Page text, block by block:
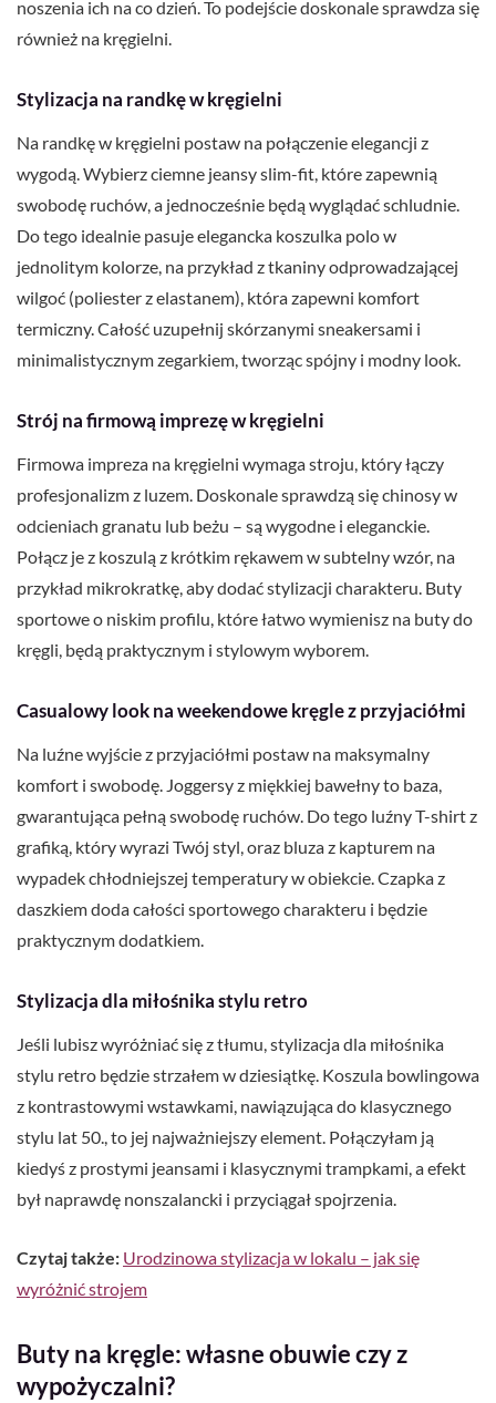
noszenia ich na co dzień. To podejście doskonale sprawdza się
również na kręgielni.
Stylizacja na randkę w kręgielni
Na randkę w kręgielni postaw na połączenie elegancji z
wygodą. Wybierz ciemne jeansy slim-fit, które zapewnią
swobodę ruchów, a jednocześnie będą wyglądać schludnie.
Do tego idealnie pasuje elegancka koszulka polo w
jednolitym kolorze, na przykład z tkaniny odprowadzającej
wilgoć (poliester z elastanem), która zapewni komfort
termiczny. Całość uzupełnij skórzanymi sneakersami i
minimalistycznym zegarkiem, tworząc spójny i modny look.
Strój na firmową imprezę w kręgielni
Firmowa impreza na kręgielni wymaga stroju, który łączy
profesjonalizm z luzem. Doskonale sprawdzą się chinosy w
odcieniach granatu lub beżu – są wygodne i eleganckie.
Połącz je z koszulą z krótkim rękawem w subtelny wzór, na
przykład mikrokratkę, aby dodać stylizacji charakteru. Buty
sportowe o niskim profilu, które łatwo wymienisz na buty do
kręgli, będą praktycznym i stylowym wyborem.
Casualowy look na weekendowe kręgle z przyjaciółmi
Na luźne wyjście z przyjaciółmi postaw na maksymalny
komfort i swobodę. Joggersy z miękkiej bawełny to baza,
gwarantująca pełną swobodę ruchów. Do tego luźny T-shirt z
grafiką, który wyrazi Twój styl, oraz bluza z kapturem na
wypadek chłodniejszej temperatury w obiekcie. Czapka z
daszkiem doda całości sportowego charakteru i będzie
praktycznym dodatkiem.
Stylizacja dla miłośnika stylu retro
Jeśli lubisz wyróżniać się z tłumu, stylizacja dla miłośnika
stylu retro będzie strzałem w dziesiątkę. Koszula bowlingowa
z kontrastowymi wstawkami, nawiązująca do klasycznego
stylu lat 50., to jej najważniejszy element. Połączyłam ją
kiedyś z prostymi jeansami i klasycznymi trampkami, a efekt
był naprawdę nonszalancki i przyciągał spojrzenia.
Czytaj także: Urodzinowa stylizacja w lokalu – jak się
wyróżnić strojem
Buty na kręgle: własne obuwie czy z
wypożyczalni?